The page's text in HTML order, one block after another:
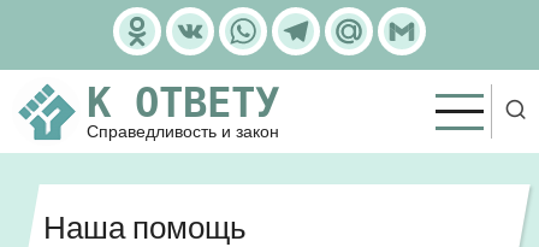
основному
содержанию
Odnoklassniki
VK WhatsAppTelegram
Mail.Ru
К ОТВЕТУ
Справедливость и закон
Наша помощь